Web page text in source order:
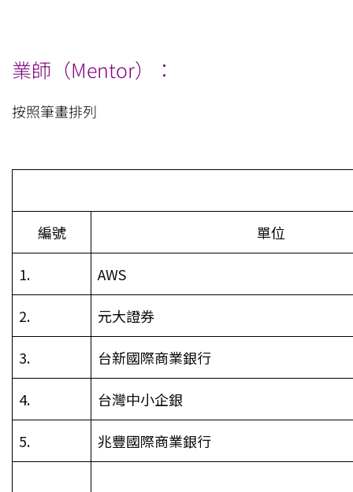
業師（Mentor）：
按照筆畫排列
編號 單位
1. AWS
2. 元大證券
3. 台新國際商業銀行
4. 台灣中小企銀
5. 兆豐國際商業銀行